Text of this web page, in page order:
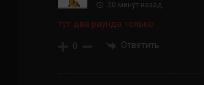
20 минут назад
тут два раунда только
0 Ответить